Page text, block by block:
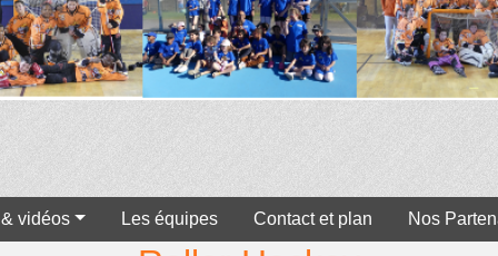
vidéos Les équipes Contact et plan Nos